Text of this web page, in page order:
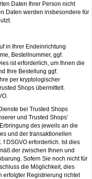
Daten Ihrer Person nicht
Daten werden insbesondere für
in Ihrer Endeinrichtung
Bestellnummer, ggf.
ist erforderlich, um Ihnen die
Ihre Bestellung ggf.
per kryptologischer
Shops übermittelt.
bei Trusted Shops
und Trusted Shops‘
des jeweils an die
und der transaktionellen
f DSGVO erforderlich. Ist dies
der zwischen Ihnen und
Sofern Sie noch nicht für
die Möglichkeit, dies
erfolgter Registrierung richtet